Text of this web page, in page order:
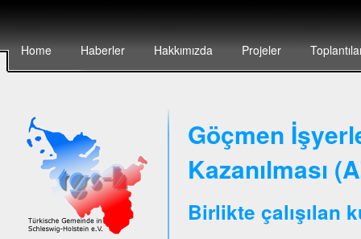
Home Haberler Hakkımızda Projeler
Göçmen
Kazanılması
Birlikte çalışılan